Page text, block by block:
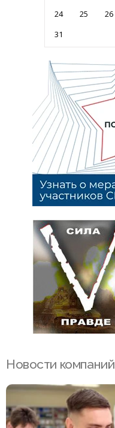
24
25 26
31
Новости компаний